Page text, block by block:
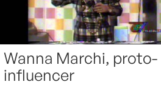
Wanna Marchi, proto-
influencer